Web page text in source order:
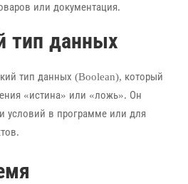
или документация.
тип данных
тип данных (Boolean), который
«истина» или «ложь». Он
условий в программе или для